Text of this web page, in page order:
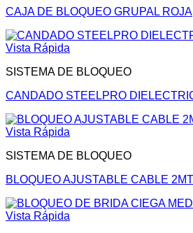
CAJA DE BLOQUEO GRUPAL ROJA
Vista Rápida
SISTEMA DE BLOQUEO
CANDADO STEELPRO
Vista Rápida
SISTEMA DE BLOQUEO
BLOQUEO AJUSTABLE CABLE 2MT
Vista Rápida